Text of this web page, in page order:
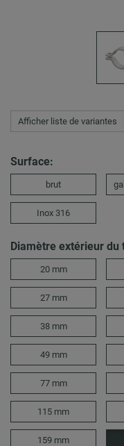
Afficher liste de variantes
Surface:
brut
Inox 316
Diamètre extérieur du
20 mm
27 mm
38 mm
49 mm
77 mm
115 mm
159 mm